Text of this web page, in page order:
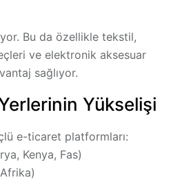
Bu da özellikle tekstil,
ve elektronik aksesuar
sağlıyor.
Yükselişi
e-ticaret platformları:
Kenya, Fas)